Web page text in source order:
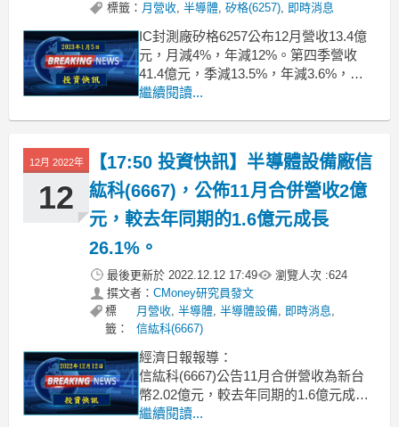
標籤： 月營收, 半導體, 矽格(6257), 即時消息
IC封測廠矽格6257公布12月營收13.4億
元，月減4%，年減12%。第四季營收
41.4億元，季減13.5%，年減3.6%，累
計全年營收186.9億元，年增12%。矽格
段，稼動率降溫，使第四季營收下探7季
來新低。但車用、伺服器及高
繼續閱讀...
12月 2022年
12
【17:50 投資快訊】半導體設備廠信
紘科(6667)，公佈11月合併營收2億
元，較去年同期的1.6億元成長
26.1%。
最後更新於 2022.12.12 17:49 瀏覽人次 :624
撰文者： CMoney研究員發文
標
籤：
月營收, 半導體, 半導體設備, 即時消息,
信紘科(6667)
經濟日報報導：
信紘科(6667)公告11月合併營收為新台
幣2.02億元，較去年同期的1.6億元成長
26.1%，創上櫃以來歷年同期新高紀錄；
繼續閱讀...